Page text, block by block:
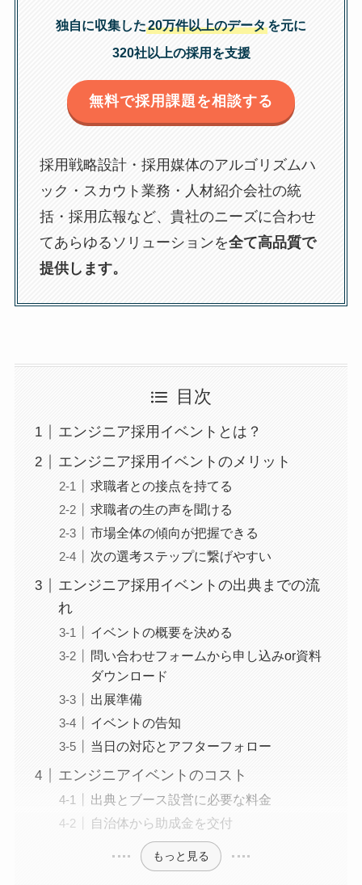
独自に収集した20万件以上のデータを元に
320社以上の採用を支援
無料で採用課題を相談する
採用戦略設計・採用媒体のアルゴリズムハ
ック・スカウト業務・人材紹介会社の統
括・採用広報など、貴社のニーズに合わせ
てあらゆるソリューションを全て高品質で
提供します。
目次
エンジニア採用イベントとは？
エンジニア採用イベントのメリット
求職者との接点を持てる
求職者の生の声を聞ける
市場全体の傾向が把握できる
次の選考ステップに繋げやすい
エンジニア採用イベントの出典までの流
れ
イベントの概要を決める
問い合わせフォームから申し込みor資料
ダウンロード
出展準備
イベントの告知
当日の対応とアフターフォロー
エンジニアイベントのコスト
出典とブース設営に必要な料金
自治体から助成金を交付
もっと見る